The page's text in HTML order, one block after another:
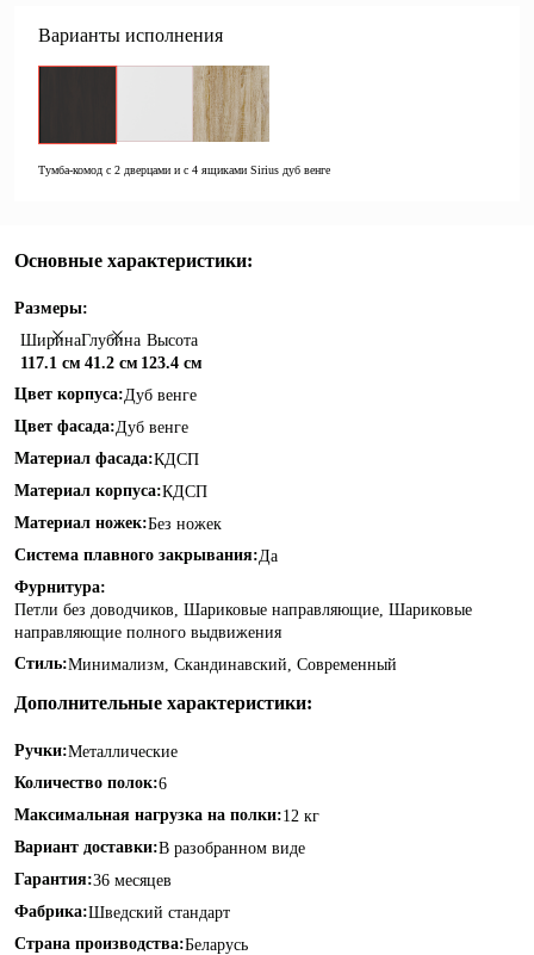
Варианты исполнения
Тумба-комод с 2 дверцами и с 4 ящиками Sirius дуб венге
Основные характеристики:
Размеры:
Ширина
117.1 см
Глубина
41.2 см
Высота
123.4 см
Цвет корпуса:Дуб венге
Цвет фасада:Дуб венге
Материал фасада:КДСП
Материал корпуса:КДСП
Материал ножек:Без ножек
Система плавного закрывания:Да
Фурнитура:
Петли без доводчиков, Шариковые направляющие, Шариковые
направляющие полного выдвижения
Стиль:Минимализм, Скандинавский, Современный
Дополнительные характеристики:
Ручки:Металлические
Количество полок:6
Максимальная нагрузка на полки:12 кг
Вариант доставки:В разобранном виде
Гарантия:36 месяцев
Фабрика:Шведский стандарт
Страна производства:Беларусь